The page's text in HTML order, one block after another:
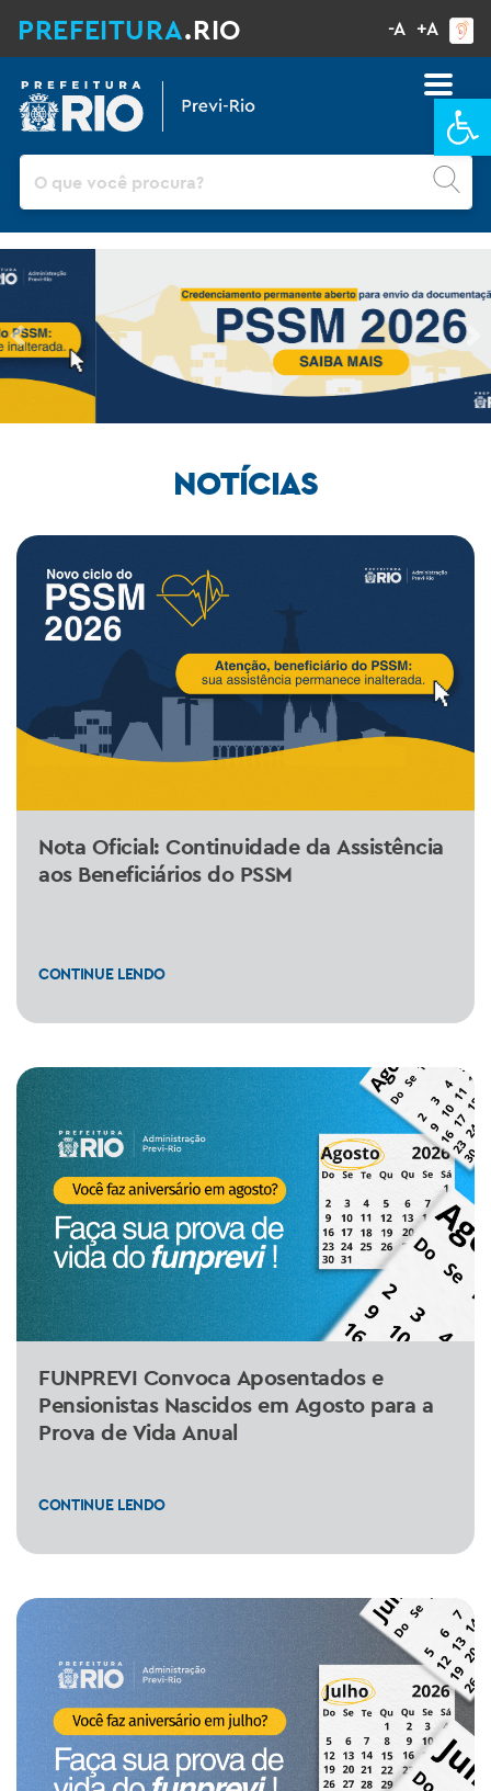
PREFEITURA.RIO -A +A
Previous
NOTÍCIAS
Nota Oficial: Continuidade da Assistência
aos Beneficiários do PSSM
CONTINUE LENDO
FUNPREVI Convoca Aposentados e
Pensionistas Nascidos em Agosto para a
Prova de Vida Anual
CONTINUE LENDO